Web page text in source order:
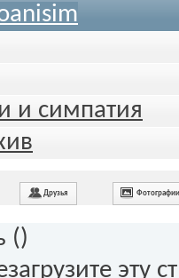
и симпатия
Друзья Фотографии
()
эту